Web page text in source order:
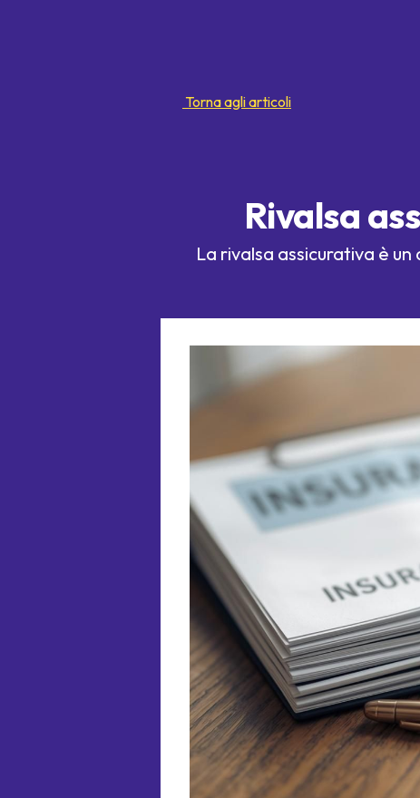
Torna agli articoli
Rivalsa
La rivalsa assicurativa è